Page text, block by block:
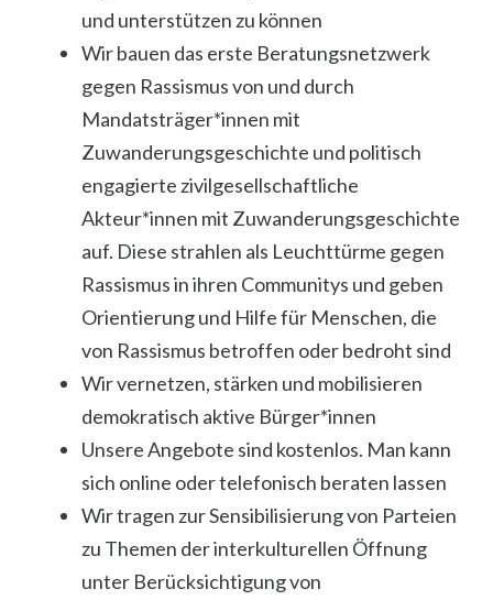
und unterstützen zu können
Wir bauen das erste Beratungsnetzwerk
gegen Rassismus von und durch
Mandatsträger*innen mit
Zuwanderungsgeschichte und politisch
engagierte zivilgesellschaftliche
Akteur*innen mit Zuwanderungsgeschichte
auf. Diese strahlen als Leuchttürme gegen
Rassismus in ihren Communitys und geben
Orientierung und Hilfe für Menschen, die
von Rassismus betroffen oder bedroht sind
Wir vernetzen, stärken und mobilisieren
demokratisch aktive Bürger*innen
Unsere Angebote sind kostenlos. Man kann
sich online oder telefonisch beraten lassen
Wir tragen zur Sensibilisierung von Parteien
zu Themen der interkulturellen Öffnung
unter Berücksichtigung von